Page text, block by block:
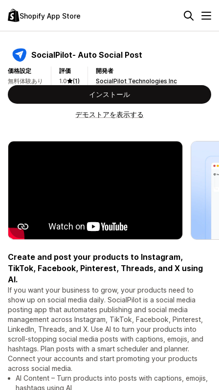
Shopify App Store
SocialPilot‑ Auto Social Post
価格設定
無料体験あり
評価
1.0
(1)
開発者
SocialPilot Technologies Inc
インストール
デモストアを表示する
Create and post your products to Instagram,
TikTok, Facebook, Pinterest, Threads, and X using
AI.
If you want your business to grow, your products need to
show up on social media daily. SocialPilot is a social media
posting app that automates publishing and social media
management across Instagram, TikTok, Facebook, Pinterest,
LinkedIn, Threads, and X. Use AI to turn your products into
scroll-stopping social media posts with captions, emojis, and
hashtags. Plan posts with a smart scheduler and planner.
Connect your accounts and start promoting your products
across social media.
AI Content – Turn products into posts with captions, emojis,
hashtags using AI